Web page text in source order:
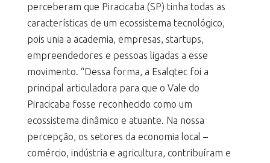
perceberam que Piracicaba (SP) tinha todas as
características de um ecossistema tecnológico,
pois unia a academia, empresas, startups,
empreendedores e pessoas ligadas a esse
movimento. “Dessa forma, a Esalqtec foi a
principal articuladora para que o Vale do
Piracicaba fosse reconhecido como um
ecossistema dinâmico e atuante. Na nossa
percepção, os setores da economia local –
comércio, indústria e agricultura, contribuíram e